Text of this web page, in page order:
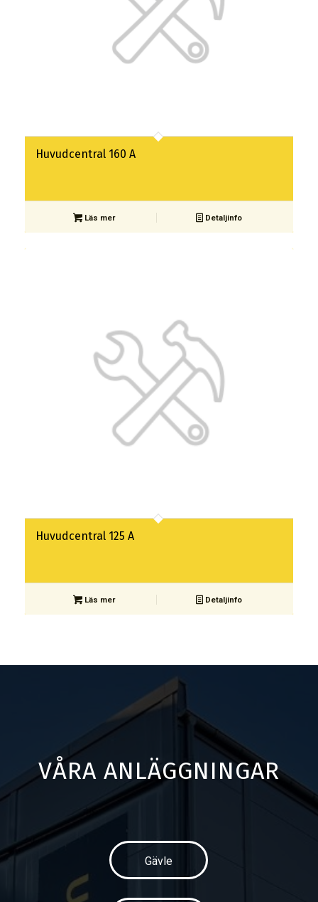
Huvudcentral 160 A
Läs mer Detaljinfo
Huvudcentral 125 A
Läs mer Detaljinfo
VÅRA ANLÄGGNINGAR
Gävle